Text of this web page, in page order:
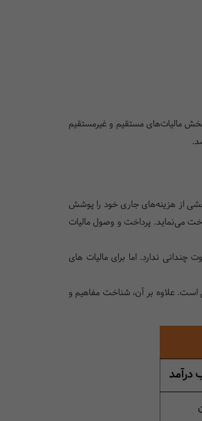
بخش مالیات‌های مستقیم و غیرمستقیم
از هزینه‌های جاری خود را پوشش
می‌نماید. پرداخت و وصول مالیات
ندارد. اما برای مالیات های
است. علاوه بر آن، شناخت مفاهیم و